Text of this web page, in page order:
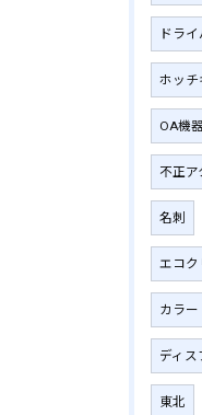
ドラ
ホッチ
OA機
不正ア
名刺
エコク
カラー
ディス
東北